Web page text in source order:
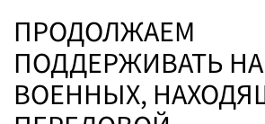
ПРОДОЛЖАЕМ
ПОДДЕРЖИВАТЬ
ВОЕННЫХ,